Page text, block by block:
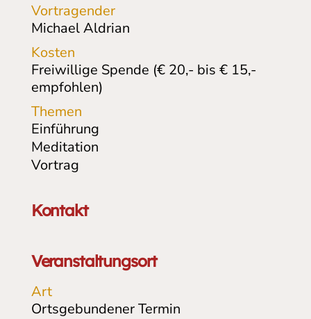
Vortragender
Michael Aldrian
Kosten
Freiwillige Spende (€ 20,- bis € 15,-
empfohlen)
Themen
Einführung
Meditation
Vortrag
Kontakt
Veranstaltungsort
Art
Ortsgebundener Termin